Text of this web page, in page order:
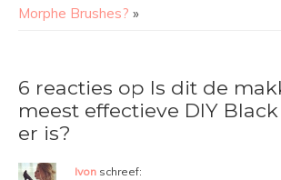
Morphe Brushes? »
6 reacties op Is dit de
meest effectieve DIY
er is?
Ivon schreef: